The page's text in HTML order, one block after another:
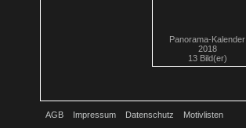
Panorama-Kalender
2018
13 Bild(er)
AGB Impressum Datenschutz Motivlisten